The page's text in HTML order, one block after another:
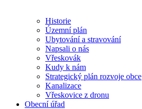
Historie
Územní plán
Ubytování a stravování
Napsali o nás
Vřeskovák
Kudy k nám
Strategický plán rozvoje obce
Kanalizace
Vřeskovice z dronu
Obecní úřad